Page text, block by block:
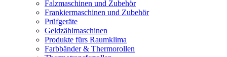
Falzmaschinen und Zubehör
Frankiermaschinen und Zubehör
Prüfgeräte
Geldzählmaschinen
Produkte fürs Raumklima
Farbbänder & Thermorollen